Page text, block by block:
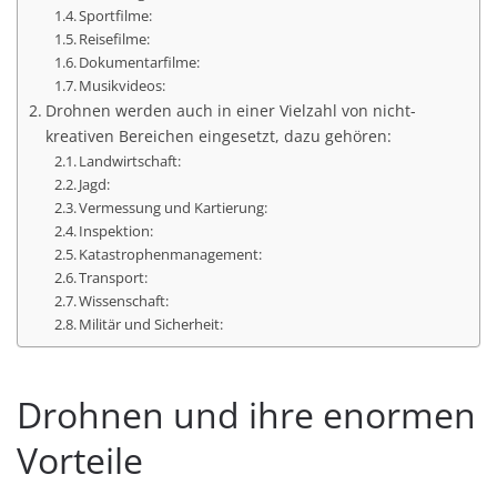
Sportfilme:
Reisefilme:
Dokumentarfilme:
Musikvideos:
Drohnen werden auch in einer Vielzahl von nicht-
kreativen Bereichen eingesetzt, dazu gehören:
Landwirtschaft:
Jagd:
Vermessung und Kartierung:
Inspektion:
Katastrophenmanagement:
Transport:
Wissenschaft:
Militär und Sicherheit:
Drohnen und ihre enormen
Vorteile